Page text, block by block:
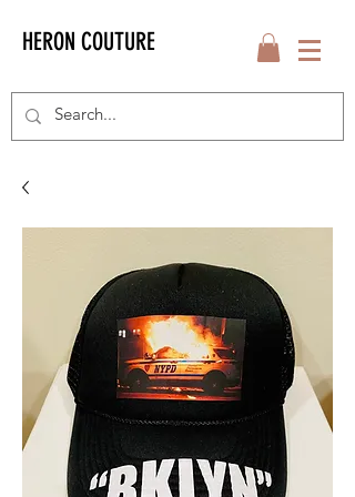
HERON COUTURE